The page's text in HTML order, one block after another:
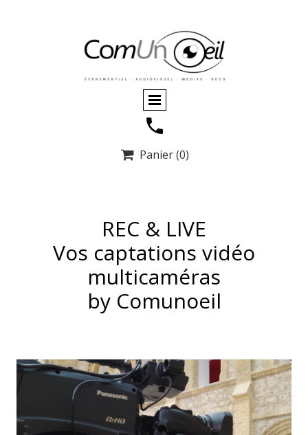
 Panier(0)
REC & LIVE
Vos captations vidéo
multicaméras
by Comunoeil